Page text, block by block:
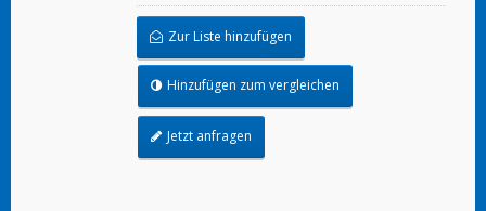
Zur Liste hinzufügen
Hinzufügen zum vergleichen
Jetzt anfragen